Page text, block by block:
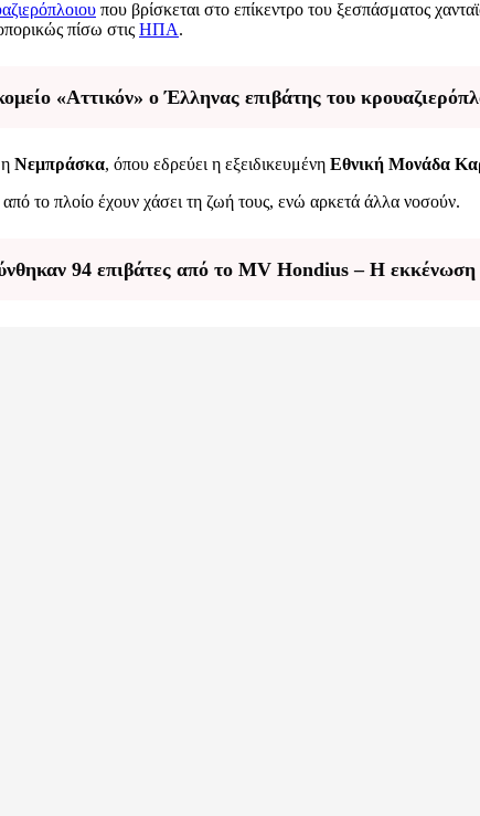
που βρίσκεται στο επίκεντρο του ξεσπάσματος
πίσω στις ΗΠΑ.
«Αττικόν» ο Έλληνας επιβάτης του
Νεμπράσκα, όπου εδρεύει η εξειδικευμένη Εθνική Μονάδα
από το πλοίο έχουν χάσει τη ζωή τους, ενώ αρκετά άλλα νοσούν.
94 επιβάτες από το MV Hondius – Η εκκένωση